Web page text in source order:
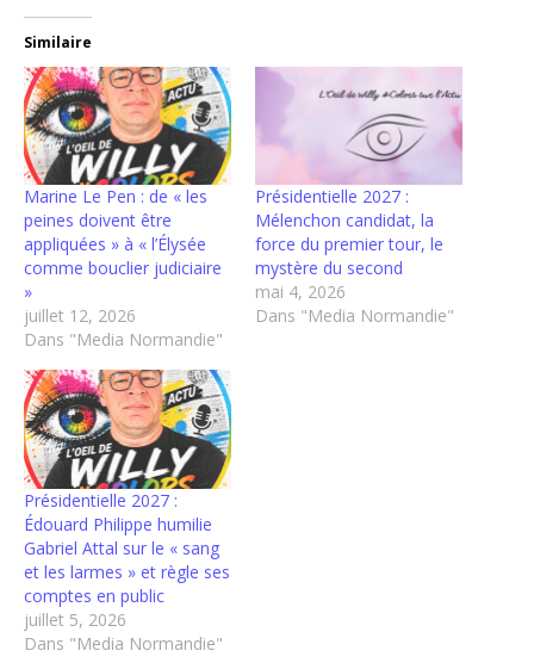
Similaire
Marine Le Pen : de « les
peines doivent être
appliquées » à « l’Élysée
comme bouclier judiciaire
»
juillet 12, 2026
Dans "Media Normandie"
Présidentielle 2027 :
Mélenchon candidat, la
force du premier tour, le
mystère du second
mai 4, 2026
Dans "Media Normandie"
Présidentielle 2027 :
Édouard Philippe humilie
Gabriel Attal sur le « sang
et les larmes » et règle ses
comptes en public
juillet 5, 2026
Dans "Media Normandie"